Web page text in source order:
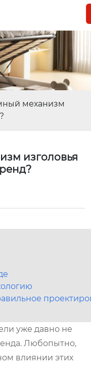
механизм
изголовья
уже давно не
Любопытно,
влиянии этих